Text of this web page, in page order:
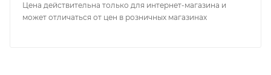
Цена действительна только для интернет-магазина и
может отличаться от цен в розничных магазинах